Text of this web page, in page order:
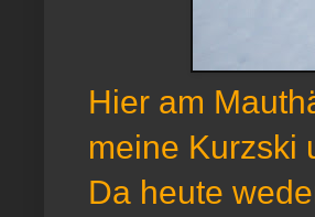
Hier am
meine Kurzski
Da heute